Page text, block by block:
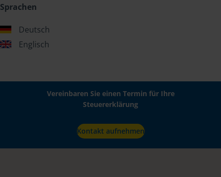
Sprachen
Deutsch
Englisch
Vereinbaren Sie einen Termin für Ihre
Steuererklärung
Kontakt aufnehmen